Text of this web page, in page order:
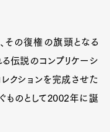
その復権の旗頭となる
る伝説のコンプリケーシ
クションを完成させた
ものとして2002年に誕